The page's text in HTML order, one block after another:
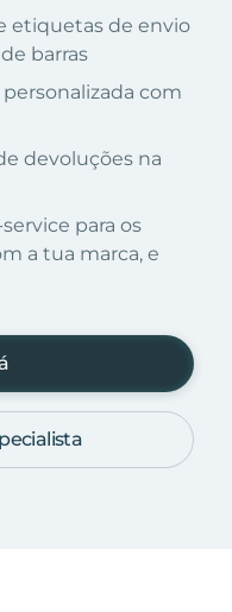
etiquetas de envio
barras
com
devoluções na
para os
a tua marca, e